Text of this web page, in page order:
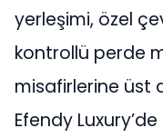
yerleşimi, özel
kontrollü perde
misafirlerine üst
Efendy